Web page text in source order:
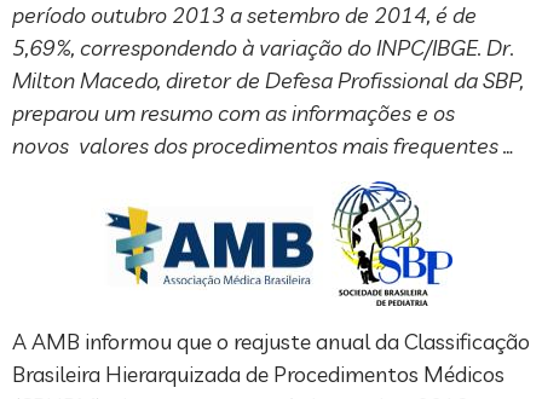
período outubro 2013 a setembro de 2014, é de
5,69%, correspondendo à variação do INPC/IBGE. Dr.
Milton Macedo, diretor de Defesa Profissional da SBP,
preparou um resumo com as informações e os
novos valores dos procedimentos mais frequentes …
A AMB informou que o reajuste anual da Classificação
Brasileira Hierarquizada de Procedimentos Médicos